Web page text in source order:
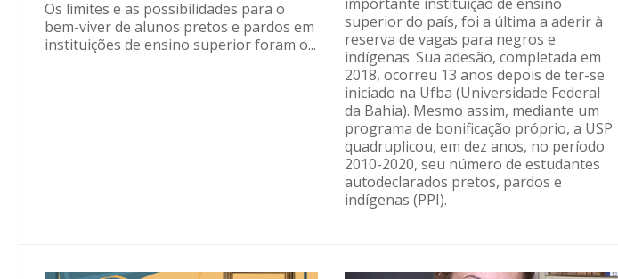
Os limites e as possibilidades para o
bem-viver de alunos pretos e pardos em
instituições de ensino superior foram o...
superior do país, foi a última a aderir à
reserva de vagas para negros e
indígenas. Sua adesão, completada em
2018, ocorreu 13 anos depois de ter-se
iniciado na Ufba (Universidade Federal
da Bahia). Mesmo assim, mediante um
programa de bonificação próprio, a USP
quadruplicou, em dez anos, no período
2010-2020, seu número de estudantes
autodeclarados pretos, pardos e
indígenas (PPI).